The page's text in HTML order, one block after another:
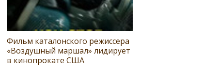
Фильм каталонского режиссера
«Воздушный маршал» лидирует
в кинопрокате США